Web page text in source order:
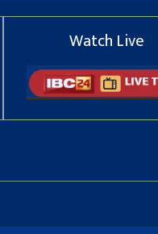
Watch Live